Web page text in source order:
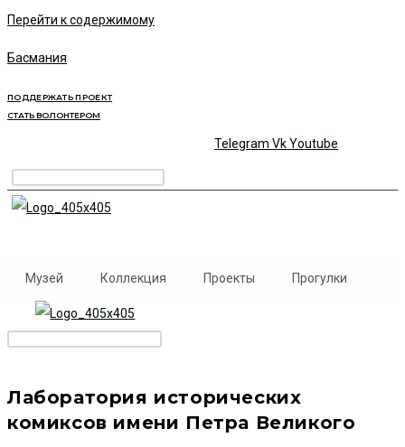
Перейти к содержимому
Басмания
ПОДДЕРЖАТЬ ПРОЕКТ
СТАТЬ ВОЛОНТЕРОМ
Telegram VkYoutube
Музей Коллекция Проекты Прогулки
Лаборатория исторических
комиксов имени Петра Великого